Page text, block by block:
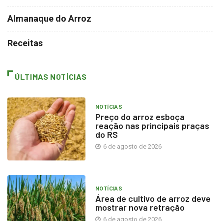
Almanaque do Arroz
Receitas
ÚLTIMAS NOTÍCIAS
NOTÍCIAS
Preço do arroz esboça
reação nas principais praças
do RS
6 de agosto de 2026
NOTÍCIAS
Área de cultivo de arroz deve
mostrar nova retração
6 de agosto de 2026